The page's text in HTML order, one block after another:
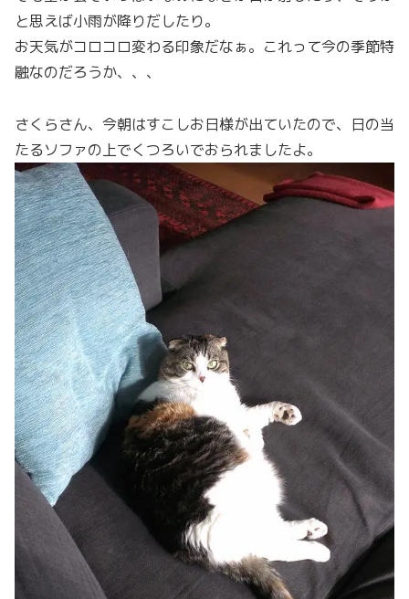
と思えば小雨が降りだしたり。
お天気がコロコロ変わる印象だなぁ。これって今の季節特
融なのだろうか、、、
さくらさん、今朝はすこしお日様が出ていたので、日の当
たるソファの上でくつろいでおられましたよ。